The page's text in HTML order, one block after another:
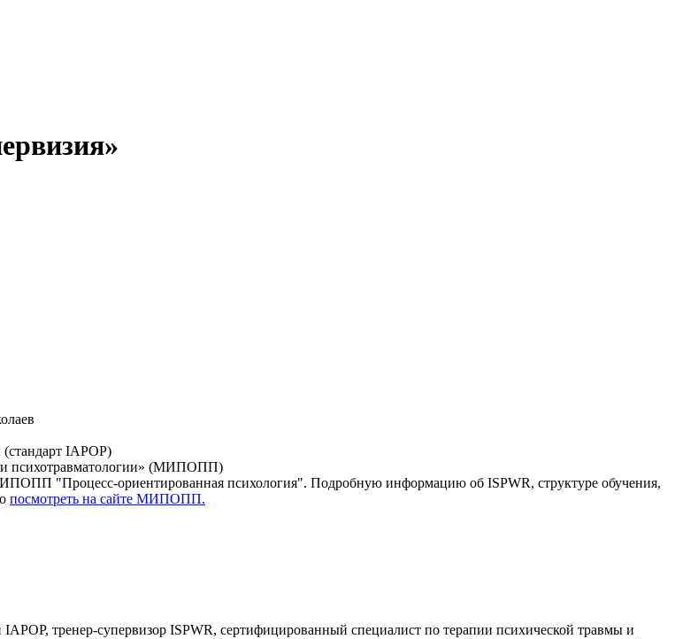
IAPOP)
психотравматологии» (МИПОПП)
"Процесс-ориентированная психология". Подробную информацию об ISPWR, структуре обучения,
посмотреть на сайте МИПОПП.
тренер-супервизор ISPWR, сертифицированный специалист по терапии психической травмы и